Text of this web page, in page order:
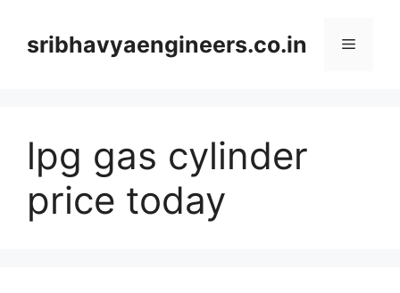
contentsribhavyaengineers.co.in Menu
lpg gas cylinder
price today